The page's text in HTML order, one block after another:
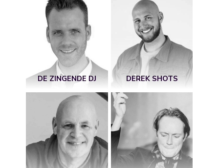
DE ZINGENDE DJ DEREK SHOTS